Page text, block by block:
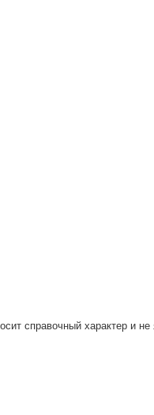
справочный характер и